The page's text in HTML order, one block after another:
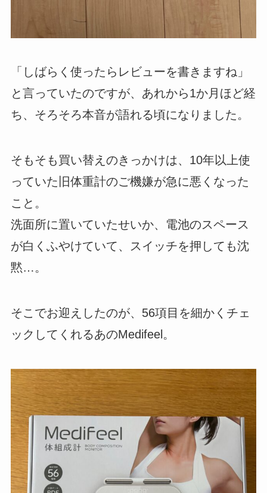
「しばらく使ったらレビューを書きますね」
と言っていたのですが、あれから1か月ほど経
ち、そろそろ本音が語れる頃になりました。
そもそも買い替えのきっかけは、10年以上使
っていた旧体重計のご機嫌が急に悪くなった
こと。
洗面所に置いていたせいか、電池のスペース
が白くふやけていて、スイッチを押しても沈
黙…。
そこでお迎えしたのが、56項目を細かくチェ
ックしてくれるあのMedifeel。